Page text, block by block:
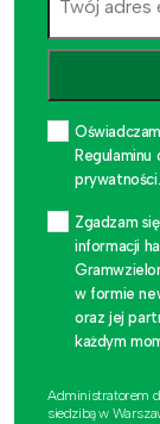
Regulaminu
Zgadzam
informacji
w formie
oraz jej
każdym
Administratorem
siedzibą w